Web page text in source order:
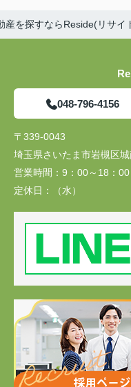
産を探すならReside(リサイ
048-796-4156
〒339-0043
埼玉県さいたま市岩槻区
営業時間： 9：00～18：00
定休日：
（水）